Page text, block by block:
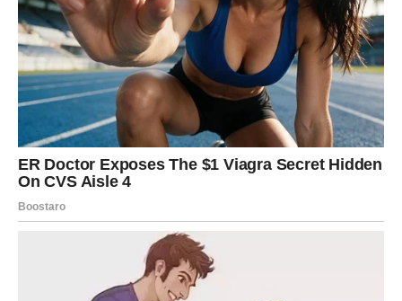
putem koji donosi neizvesnost, ali i ogromne mogućnosti.
Zvezde poručuju da će hrabri biti nagrađeni.